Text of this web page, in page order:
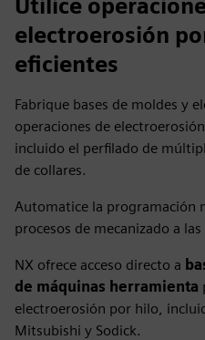
Utilice
electroerosión
eficientes
Fabrique bases de moldes y
operaciones de
incluido el perfilado de
de collares.
Automatice la programación
procesos de mecanizado a
NX ofrece acceso directo a
de máquinas herramienta
electroerosión por hilo,
Mitsubishi y Sodick.